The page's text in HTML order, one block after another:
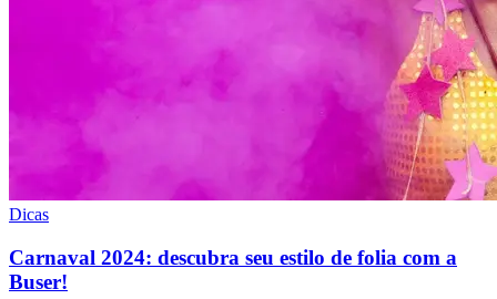
Dicas
Carnaval 2024: descubra seu estilo de folia com a
Buser!